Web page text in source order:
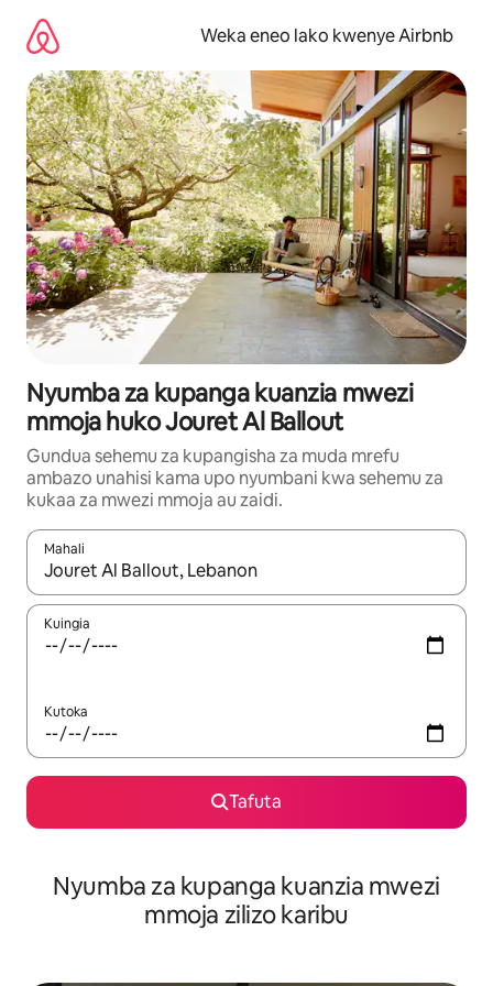
kwenda
kwenye
maudhui
Weka eneo lako kwenye Airbnb
Nyumba za kupanga kuanzia mwezi
mmoja huko Jouret Al Ballout
Gundua sehemu za kupangisha za muda mrefu
ambazo unahisi kama upo nyumbani kwa sehemu za
kukaa za mwezi mmoja au zaidi.
Mahali
Wakati matokeo yanapatikana, vinjari kwa kutumia vitufe vya
Kuingia
Kutoka
Tafuta
Nyumba za kupanga kuanzia mwezi
mmoja zilizo karibu